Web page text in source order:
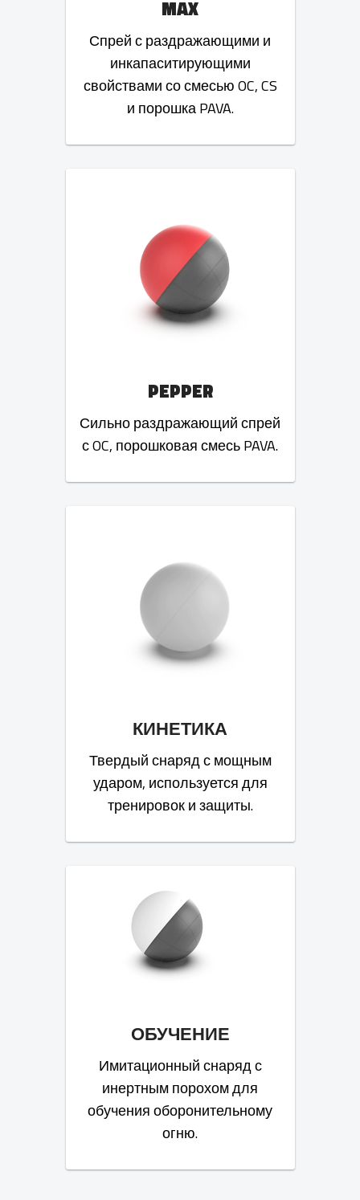
MAX
Спрей с раздражающими и
инкапаситирующими
свойствами со смесью OC, CS
и порошка PAVA.
PEPPER
Сильно раздражающий спрей
с OC, порошковая смесь PAVA.
КИНЕТИКА
Твердый снаряд с мощным
ударом, используется для
тренировок и защиты.
ОБУЧЕНИЕ
Имитационный снаряд с
инертным порохом для
обучения оборонительному
огню.